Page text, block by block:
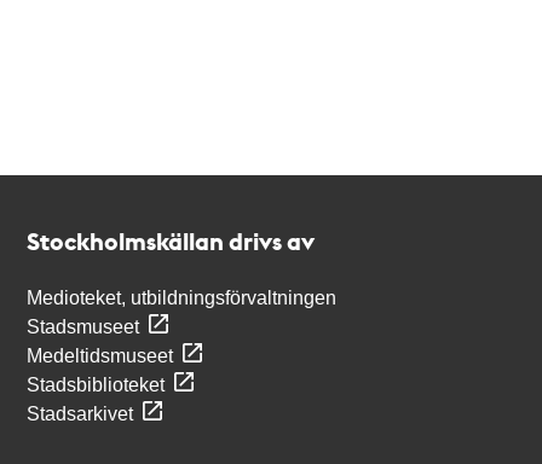
Stockholmskällan drivs av
Medioteket, utbildningsförvaltningen
Stadsmuseet
Medeltidsmuseet
Stadsbiblioteket
Stadsarkivet